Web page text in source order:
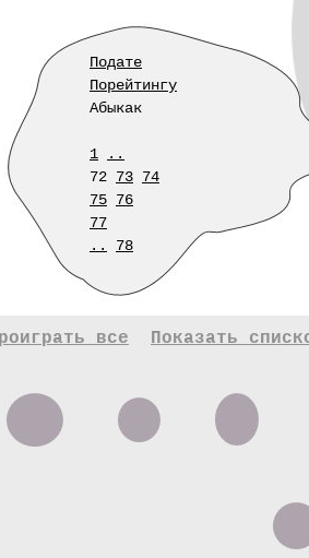
Подате
Порейтингу
Абыкак
1
..
72 73 74
75 76
77
..
78
все Показать